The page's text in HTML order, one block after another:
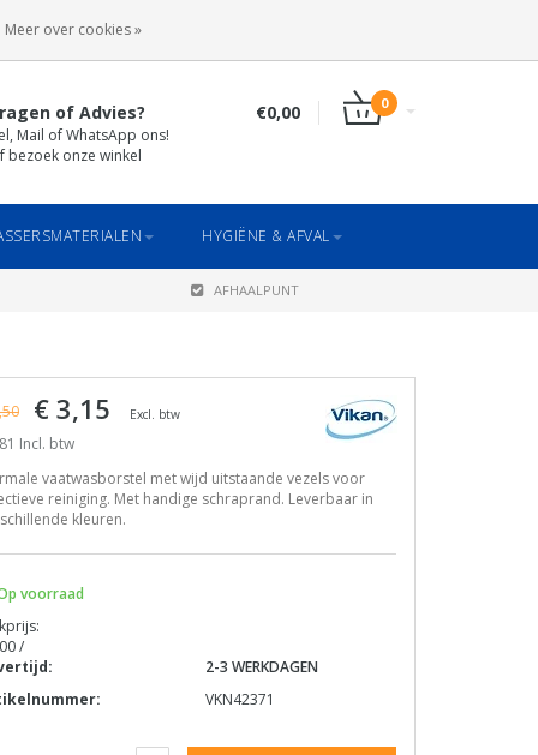
of Advies?
Mail of WhatsApp ons!
bezoek onze winkel
€0,00 0
HYGIËNE & AFVAL
AFHAALPUNT
€ 3,15 Excl. btw
Incl. btw
vaatwasborstel met wijd uitstaande vezels voor
reiniging. Met handige schraprand. Leverbaar in
kleuren.
voorraad
/
2-3 WERKDAGEN
VKN42371
Meer over cookies »